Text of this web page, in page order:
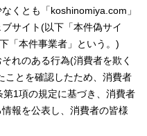
くとも「koshinomiya.com」
サイト(以下「本件偽サイ
「本件事業者」という。)
れのある行為(消費者を欺く
ことを確認したため、消費者
1項の規定に基づき、消費者
報を公表し、消費者の皆様